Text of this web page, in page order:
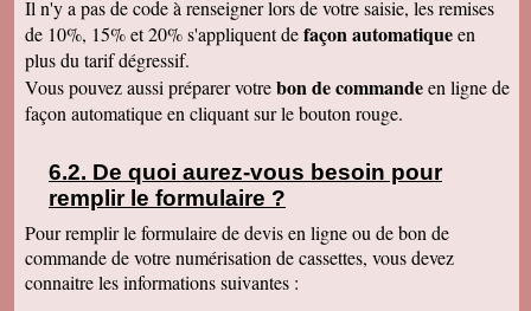
Marc T.
J'ai reçu le DVD hier. Merci beaucoup, j'aurai
d'autres bandes à vous envoyer dont du super8.
Cordialement
François L.
10.10) et tous les fichiers se sont ouverts.
Merci pour le chèque de remboursement. Il est
clair que j'indiquerais vos coordonnées aux
cordialement
Nicolas B.
J ai bien recu le colis. Les cd sont impeccables.
Il n'y a pas de code à renseigner lors de votre saisie, les remises
de 10%, 15% et 20% s'appliquent defaçon automatiqueen
plus du tarif dégressif.
Vous pouvez aussi préparer votrebon de commandeen ligne de
façon automatique en cliquant sur le bouton rouge.
De quoi aurez-vous besoin pour
remplir le formulaire ?
Pour remplir le formulaire de devis en ligne ou de bon de
commande de votre numérisation de cassettes, vous devez
connaitre les informations suivantes :